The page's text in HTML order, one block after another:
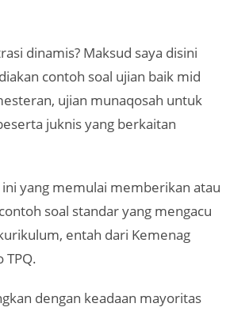
dinamis? Maksud saya disini
contoh soal ujian baik mid
ujian munaqosah untuk
juknis yang berkaitan
yang memulai memberikan atau
soal standar yang mengacu
entah dari Kemenag
TPQ.
dengan keadaan mayoritas